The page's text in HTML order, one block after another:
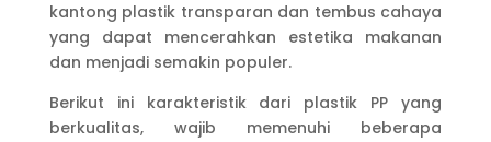
kantong plastik transparan dan tembus cahaya
yang dapat mencerahkan estetika makanan
dan menjadi semakin populer.
Berikut ini karakteristik dari plastik PP yang
berkualitas, wajib memenuhi beberapa